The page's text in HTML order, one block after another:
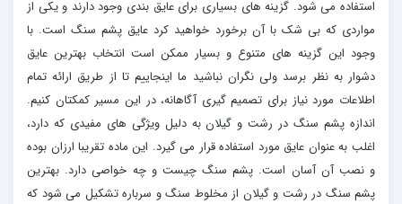
استفاده می شود. گزینه های بسیاری برای عایق بندی وجود دارند و یکی از
مواردی که بی شک با آن برخورد خواهید کرد عایق پشم سنگ است. با
وجود این گزینه های متنوع و بسیار ممکن است انتخاب بهترین عایق
دشوار به نظر برسد ولی نگران نباشید ما اینجاییم تا از طریق ارائه تمام
اطلاعات مورد نیاز برای تصمیم گیری آگاهانه، در این مسیر کمکتان کنیم.
اندازه پشم سنگ در رشت و گیلان به دلیل ویژگی های مفیدی که دارد،
اغلب به عنوان عایق مورد استفاده قرار می گیرد. این ماده تقریبا ارزان بوده
و نصب آن آسان است. پشم سنگ چیست و چه خواصی دارد. بهترین
پشم سنگ در رشت و گیلان از مخلوط سنگ و سرباره تشکیل می شود که